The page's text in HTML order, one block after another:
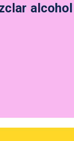
alcohol